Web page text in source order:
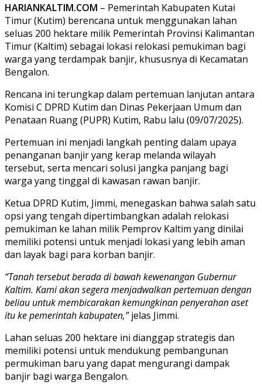
HARIANKALTIM.COM – Pemerintah Kabupaten Kutai
Timur (Kutim) berencana untuk menggunakan lahan
seluas 200 hektare milik Pemerintah Provinsi Kalimantan
Timur (Kaltim) sebagai lokasi relokasi pemukiman bagi
warga yang terdampak banjir, khususnya di Kecamatan
Bengalon.
Rencana ini terungkap dalam pertemuan lanjutan antara
Komisi C DPRD Kutim dan Dinas Pekerjaan Umum dan
Penataan Ruang (PUPR) Kutim, Rabu lalu (09/07/2025).
Pertemuan ini menjadi langkah penting dalam upaya
penanganan banjir yang kerap melanda wilayah
tersebut, serta mencari solusi jangka panjang bagi
warga yang tinggal di kawasan rawan banjir.
Ketua DPRD Kutim, Jimmi, menegaskan bahwa salah satu
opsi yang tengah dipertimbangkan adalah relokasi
pemukiman ke lahan milik Pemprov Kaltim yang dinilai
memiliki potensi untuk menjadi lokasi yang lebih aman
dan layak bagi para korban banjir.
“Tanah tersebut berada di bawah kewenangan Gubernur
Kaltim. Kami akan segera menjadwalkan pertemuan dengan
beliau untuk membicarakan kemungkinan penyerahan aset
itu ke pemerintah kabupaten,”jelas Jimmi.
Lahan seluas 200 hektare ini dianggap strategis dan
memiliki potensi untuk mendukung pembangunan
permukiman baru yang dapat mengurangi dampak
banjir bagi warga Bengalon.